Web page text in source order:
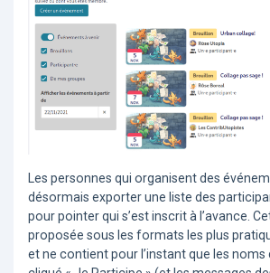
Les personnes qui organisent des
désormais exporter une liste des
pour pointer qui s’est inscrit à l’avance.
proposée sous les formats les plus
et ne contient pour l’instant que les